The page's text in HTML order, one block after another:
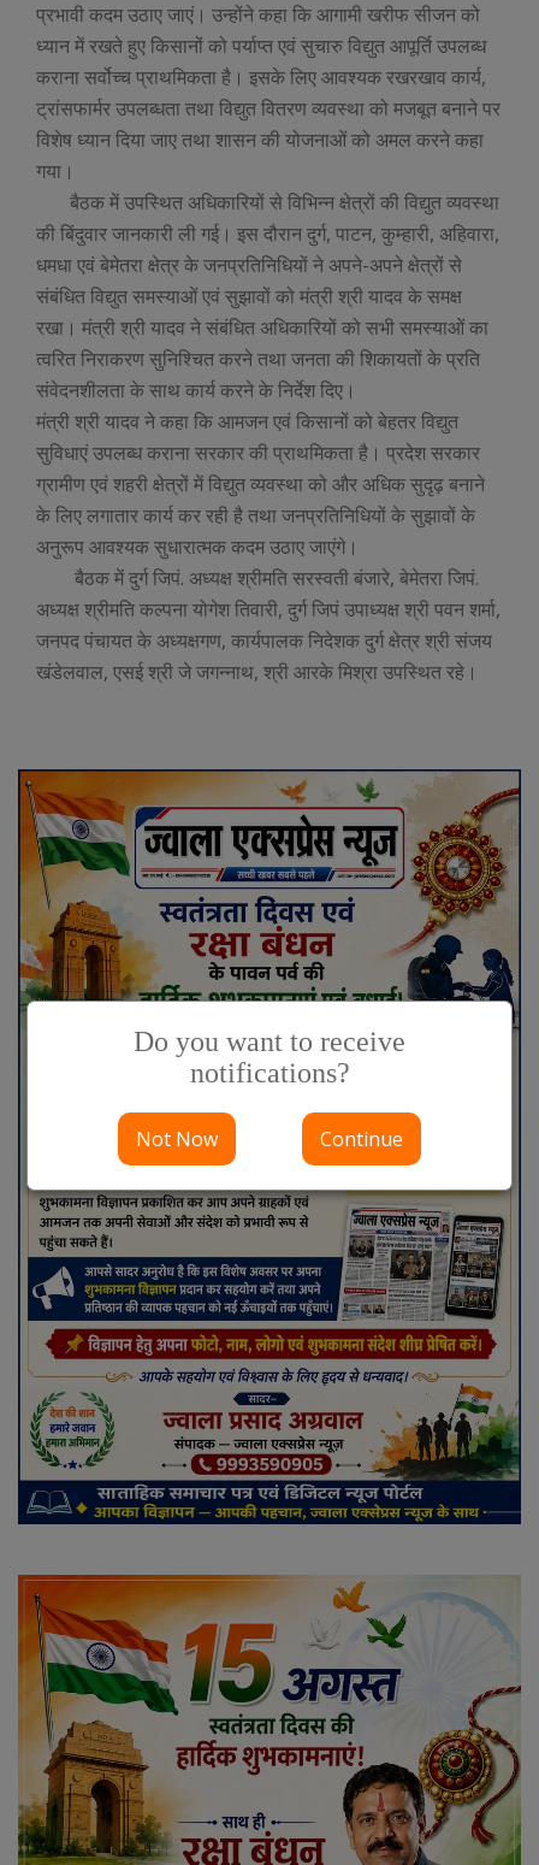
प्रभावी कदम उठाए जाएं। उन्होंने कहा कि आगामी खरीफ सीजन को
ध्यान में रखते हुए किसानों को पर्याप्त एवं सुचारु विद्युत आपूर्ति उपलब्ध
कराना सर्वोच्च प्राथमिकता है। इसके लिए आवश्यक रखरखाव कार्य,
ट्रांसफार्मर उपलब्धता तथा विद्युत वितरण व्यवस्था को मजबूत बनाने पर
विशेष ध्यान दिया जाए तथा शासन की योजनाओं को अमल करने कहा
गया।
बैठक में उपस्थित अधिकारियों से विभिन्न क्षेत्रों की विद्युत व्यवस्था
की बिंदुवार जानकारी ली गई। इस दौरान दुर्ग, पाटन, कुम्हारी, अहिवारा,
धमधा एवं बेमेतरा क्षेत्र के जनप्रतिनिधियों ने अपने-अपने क्षेत्रों से
संबंधित विद्युत समस्याओं एवं सुझावों को मंत्री श्री यादव के समक्ष
रखा। मंत्री श्री यादव ने संबंधित अधिकारियों को सभी समस्याओं का
त्वरित निराकरण सुनिश्चित करने तथा जनता की शिकायतों के प्रति
संवेदनशीलता के साथ कार्य करने के निर्देश दिए।
मंत्री श्री यादव ने कहा कि आमजन एवं किसानों को बेहतर विद्युत
सुविधाएं उपलब्ध कराना सरकार की प्राथमिकता है। प्रदेश सरकार
ग्रामीण एवं शहरी क्षेत्रों में विद्युत व्यवस्था को और अधिक सुदृढ़ बनाने
के लिए लगातार कार्य कर रही है तथा जनप्रतिनिधियों के सुझावों के
अनुरूप आवश्यक सुधारात्मक कदम उठाए जाएंगे।
बैठक में दुर्ग जिपं. अध्यक्ष श्रीमति सरस्वती बंजारे, बेमेतरा जिपं.
अध्यक्ष श्रीमति कल्पना योगेश तिवारी, दुर्ग जिपं उपाध्यक्ष श्री पवन शर्मा,
जनपद पंचायत के अध्यक्षगण, कार्यपालक निदेशक दुर्ग क्षेत्र श्री संजय
खंडेलवाल, एसई श्री जे जगन्नाथ, श्री आरके मिश्रा उपस्थित रहे।
Do you want to receive
notifications?
Not Now Continue